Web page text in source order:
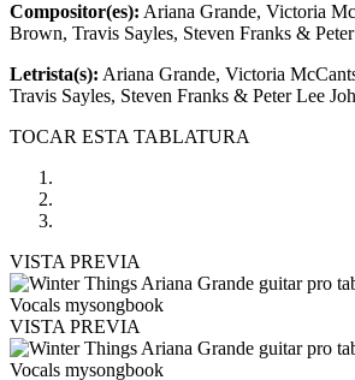
Compositor(es): Ariana Grande, Victoria
Brown, Travis Sayles, Steven Franks &
Letrista(s): Ariana Grande, Victoria
Travis Sayles, Steven Franks & Peter Lee
TOCAR ESTA TABLATURA
VISTA PREVIA
VISTA PREVIA